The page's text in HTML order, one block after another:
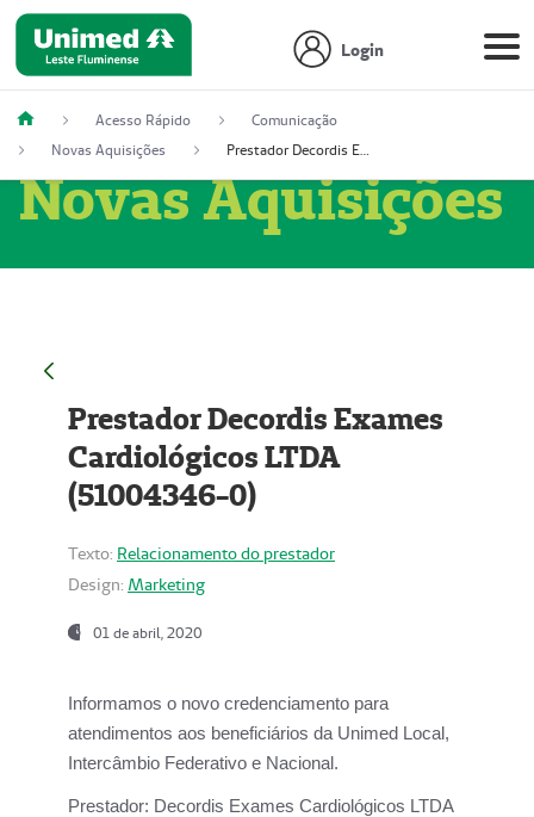
Login
Acesso Rápido
Comunicação
Novas Aquisições
Prestador Decordis Exames Cardiológicos LTDA (51004346-0)
Novas Aquisições
Prestador Decordis Exames
Cardiológicos LTDA
(51004346-0)
Texto: Relacionamento do prestador
Design: Marketing
01 de abril, 2020
Informamos o novo credenciamento para
atendimentos aos beneficiários da Unimed Local,
Intercâmbio Federativo e Nacional.
Prestador: Decordis Exames Cardiológicos LTDA